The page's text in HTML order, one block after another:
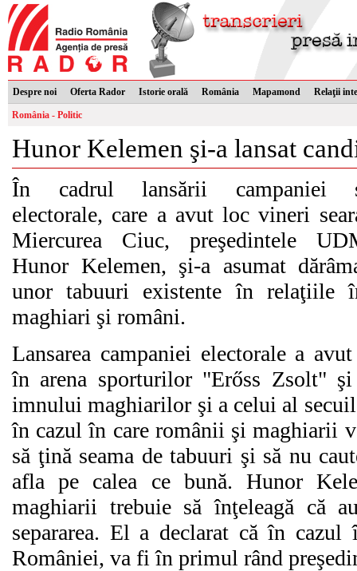
Despre noi Oferta Rador Istorie orală România Mapamond Relaţii
România - Politic
Hunor Kelemen şi-a lansat
În cadrul lansării campaniei
electorale, care a avut loc vineri
Miercurea Ciuc, preşedintele
Hunor Kelemen, şi-a asumat
unor tabuuri existente în relaţiile
maghiari şi români.
Lansarea campaniei electorale a
în arena sporturilor "Erőss Zsolt"
imnului maghiarilor şi a celui al
în cazul în care românii şi maghiarii
să ţină seama de tabuuri şi să nu
afla pe calea ce bună. Hunor
maghiarii trebuie să înţeleagă că
separarea. El a declarat că în
României, va fi în primul rând